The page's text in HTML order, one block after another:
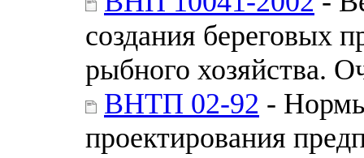
создания береговых
рыбного хозяйства.
ВНТП 02-92 -
проектирования